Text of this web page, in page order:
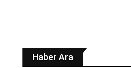
Haber Ara